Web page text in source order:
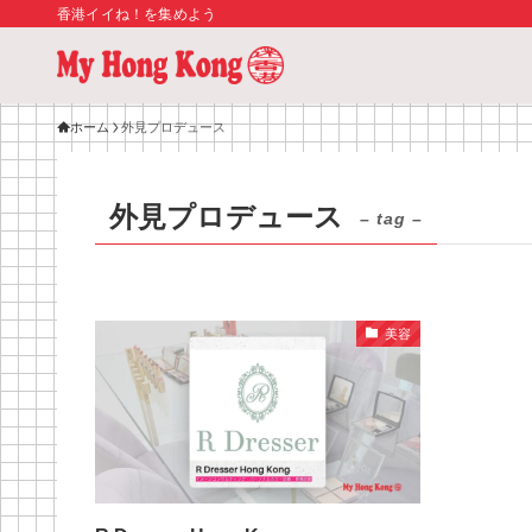
香港イイね！を集めよう
ホーム 外見プロデュース
外見プロデュース – tag –
美容